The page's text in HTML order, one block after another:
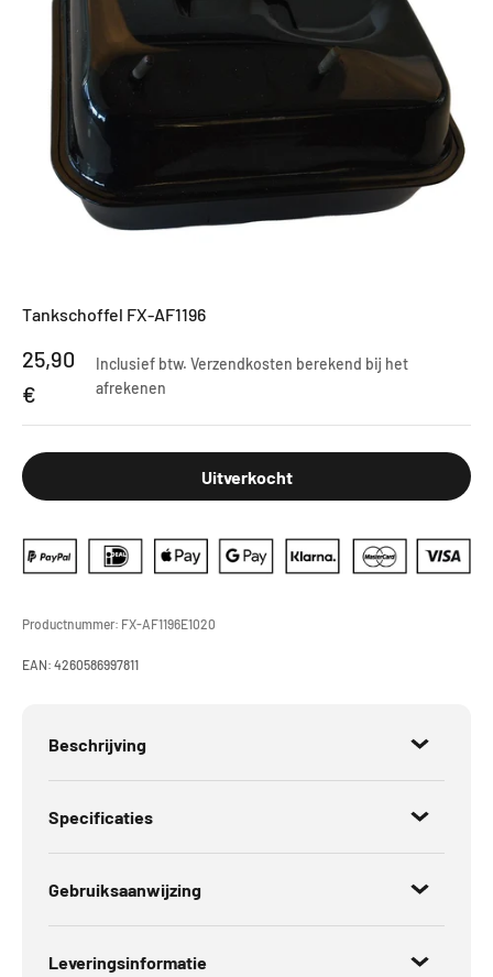
Tankschoffel FX-AF1196
Aanbiedingsprijs
25,90
€
Inclusief btw.Verzendkosten berekend bij het
afrekenen
Uitverkocht
Productnummer: FX-AF1196E1020
EAN: 4260586997811
Beschrijving
Specificaties
Gebruiksaanwijzing
Leveringsinformatie